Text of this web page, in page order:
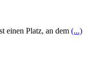
einen Platz, an dem (...)